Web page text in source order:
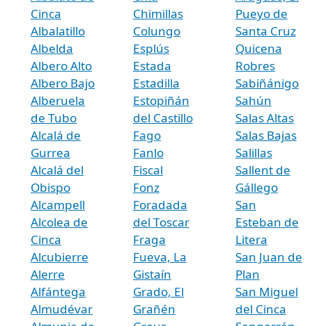
Cinca
Albalatillo
Albelda
Albero Alto
Albero Bajo
Alberuela
de Tubo
Alcalá de
Gurrea
Alcalá del
Obispo
Alcampell
Alcolea de
Cinca
Alcubierre
Alerre
Alfántega
Almudévar
Chimillas
Colungo
Esplús
Estada
Estadilla
Estopiñán
del Castillo
Fago
Fanlo
Fiscal
Fonz
Foradada
del Toscar
Fraga
Fueva, La
Gistaín
Grado, El
Grañén
Pueyo de
Santa Cruz
Quicena
Robres
Sabiñánigo
Sahún
Salas Altas
Salas Bajas
Salillas
Sallent de
Gállego
San
Esteban de
Litera
San Juan de
Plan
San Miguel
del Cinca